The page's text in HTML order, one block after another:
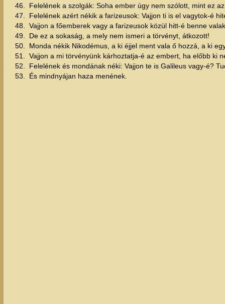
46.
Felelének a szolgák: Soha ember úgy nem szólott, mint ez
47.
Felelének azért nékik a farizeusok: Vajjon ti is el vagytok-é
48.
Vajjon a főemberek vagy a farizeusok közül hitt-é benne
49.
De ez a sokaság, a mely nem ismeri a törvényt, átkozott!
50.
Monda nékik Nikodémus, a ki éjjel ment vala ő hozzá, a ki
51.
Vajjon a mi törvényünk kárhoztatja-é az embert, ha előbb ki
52.
Felelének és mondának néki: Vajjon te is Galileus vagy-é?
53.
És mindnyájan haza menének.